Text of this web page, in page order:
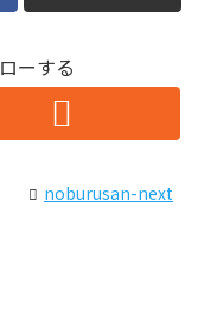
ーする
noburusan-next